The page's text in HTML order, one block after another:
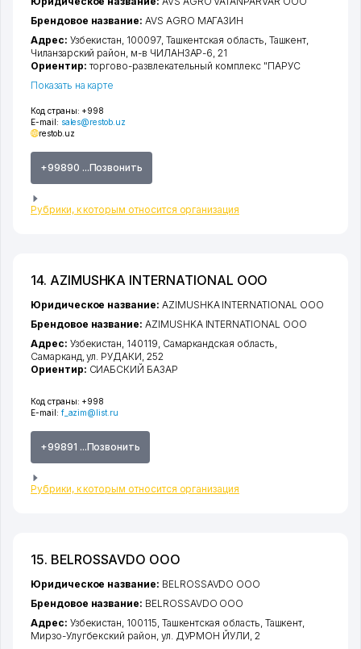
Код страны: +998
E-mail: sales@restob.uz
restob.uz
+99890 ...Позвонить
Рубрики, к которым относится организация
Брендовое название: AVS AGRO МАГАЗИН
Адрес: Узбекистан, 100097, Ташкентская область Ташкент
Чиланзарский район м-в ЧИЛАНЗАР-6 , 21
Ориентир: торгово-развлекательный комплекс "ПАРУС
Показать на карте
14. AZIMUSHKA INTERNATIONAL ООО
Код страны: +998
E-mail: f_azim@list.ru
+99891 ...Позвонить
Рубрики, к которым относится организация
Юридическое название: AZIMUSHKA INTERNATIONAL ООО
Брендовое название: AZIMUSHKA INTERNATIONAL ООО
Адрес: Узбекистан, 140119, Самаркандская область
Самарканд ,ул. РУДАКИ , 252
Ориентир: СИАБСКИЙ БАЗАР
15. BELROSSAVDO ООО
Юридическое название: BELROSSAVDO ООО
Брендовое название: BELROSSAVDO ООО
Адрес: Узбекистан, 100115, Ташкентская область Ташкент
Мирзо-Улугбекский район ул. ДУРМОН ЙУЛИ , 2